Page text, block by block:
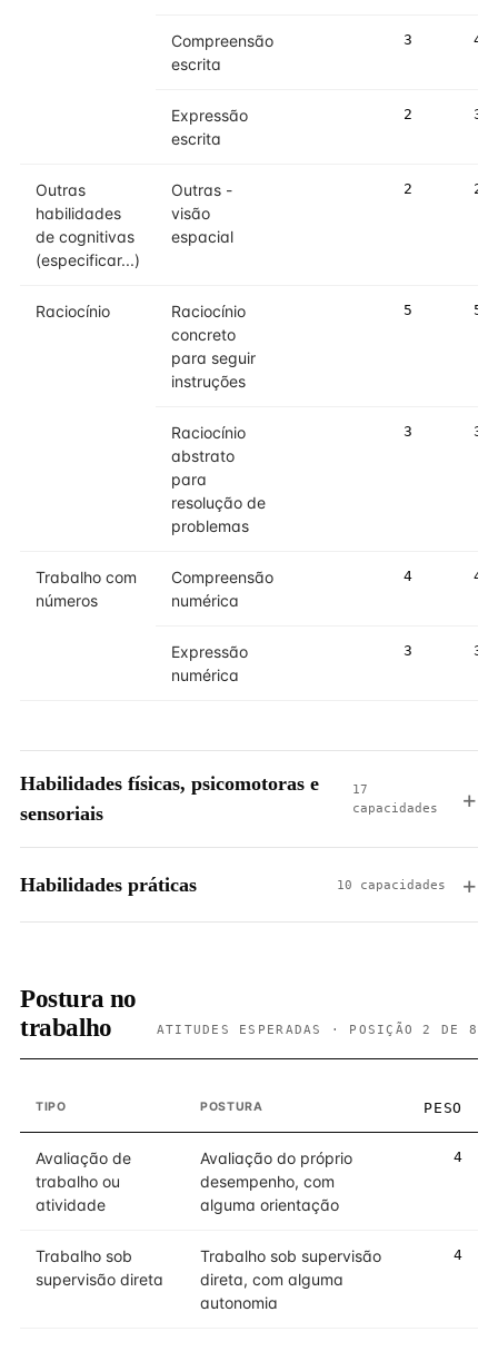
Compreensão
escrita
3 4
Expressão
escrita
2 3
Outras
habilidades
de cognitivas
(especificar...)
Outras -
visão
espacial
2 2
Raciocínio
Raciocínio
concreto
para seguir
instruções
5 5
Raciocínio
abstrato
para
resolução de
problemas
3 3
Trabalho com
números
Compreensão
numérica
4 4
Expressão
numérica
3 3
Habilidades físicas, psicomotoras e
sensoriais
17
capacidades
Habilidades práticas 10 capacidades
Postura no
trabalho
ATITUDES ESPERADAS · POSIÇÃO 2 DE 8
TIPO POSTURA PESO
Avaliação de
trabalho ou
atividade
Avaliação do próprio
desempenho, com
alguma orientação
4
Trabalho sob
supervisão direta
Trabalho sob supervisão
direta, com alguma
autonomia
4